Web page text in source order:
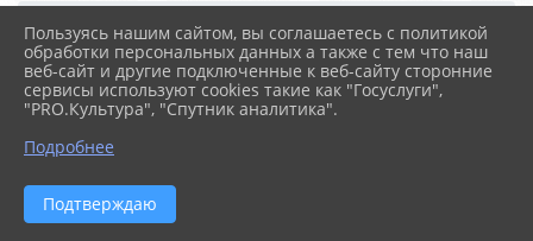
Главная МЕРОПРИЯТИЯ
Новости
Сталинградская битва
02.02.2022 11:45
Пользуясь нашим сайтом, вы соглашаетесь с политикой
обработки персональных данных а также с тем что наш
веб-сайт и другие подключенные к веб-сайту сторонние
сервисы используют cookies такие как "Госуслуги",
"PRO.Культура", "Спутник аналитика".
Подробнее
Подтверждаю